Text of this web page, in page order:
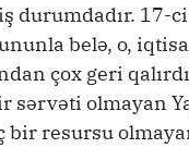
durumdadır. 17-
belə, o,
çox geri
sərvəti olmayan
bir resursu